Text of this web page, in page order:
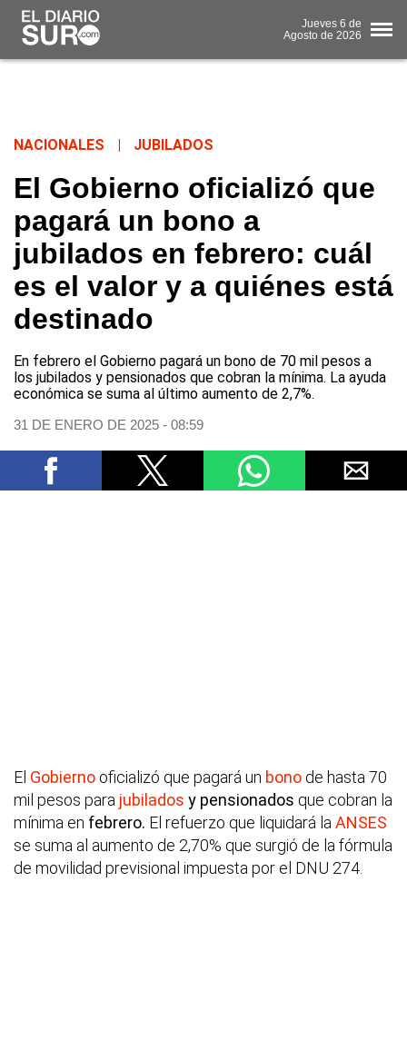
Jueves 6 de
Agosto de 2026
NACIONALES JUBILADOS
El Gobierno oficializó que
pagará un bono a
jubilados en febrero: cuál
es el valor y a quiénes está
destinado
En febrero el Gobierno pagará un bono de 70 mil pesos a
los jubilados y pensionados que cobran la mínima. La ayuda
económica se suma al último aumento de 2,7%.
31 DE ENERO DE 2025 - 08:59
El Gobierno oficializó que pagará un bono de hasta 70
mil pesos para jubilados y pensionados que cobran la
mínima en febrero. El refuerzo que liquidará laANSES
se suma al aumento de 2,70% que surgió de la fórmula
de movilidad previsional impuesta por el DNU 274.